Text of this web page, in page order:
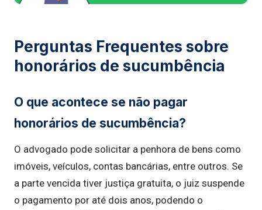
Perguntas Frequentes sobre
honorários de sucumbência
O que acontece se não pagar
honorários de sucumbência?
O advogado pode solicitar a penhora de bens como
imóveis, veículos, contas bancárias, entre outros. Se
a parte vencida tiver justiça gratuita, o juiz suspende
o pagamento por até dois anos, podendo o